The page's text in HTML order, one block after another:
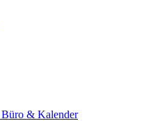
Büro & Kalender